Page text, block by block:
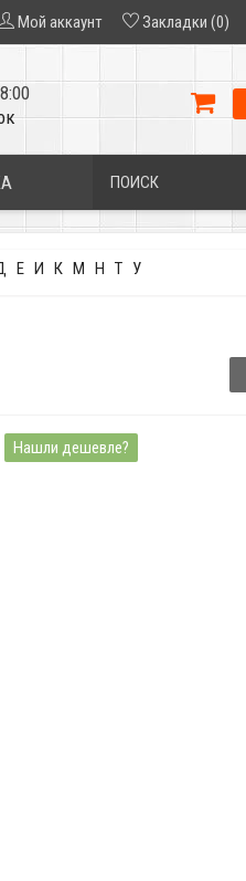
Мой аккаунт Закладки (0)
Е И К М Н Т У
Нашли дешевле?